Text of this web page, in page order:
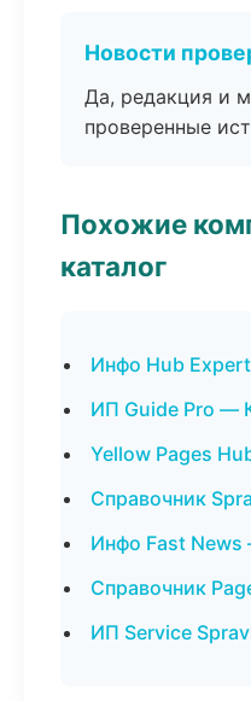
Новости
Да, редакция и
проверенные
Похожие
каталог
Инфо Hub
ИП Guide Pro —
Yellow Pages
Справочник
Инфо Fast
Справочник
ИП Service